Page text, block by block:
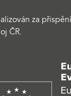
za
ČR.